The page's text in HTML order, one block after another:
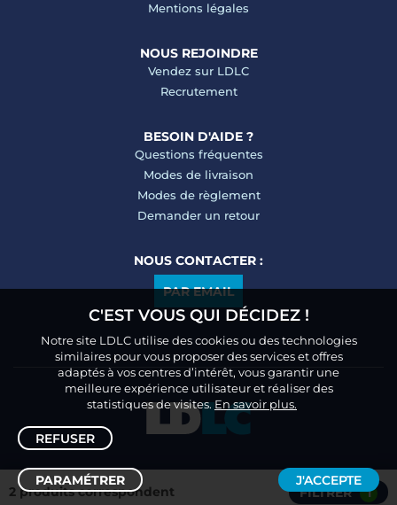
Trier /Filtrer
2 produits correspondent FILTRER 1
Mentions légales
NOUS REJOINDRE
Vendez sur LDLC
Recrutement
BESOIN D'AIDE ?
Questions fréquentes
Modes de livraison
Modes de règlement
Demander un retour
NOUS CONTACTER :
PAR EMAIL
C'EST VOUS QUI DÉCIDEZ !
Notre site LDLC utilise des cookies ou des technologies
similaires pour vous proposer des services et offres
adaptés à vos centres d’intérêt, vous garantir une
meilleure expérience utilisateur et réaliser des
statistiques de visites.En savoir plus.
REFUSER
PARAMÉTRER J'ACCEPTE